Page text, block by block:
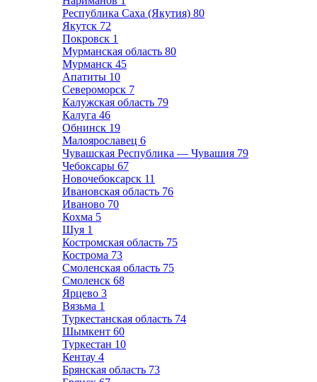
Республика Саха (Якутия) 80
Якутск 72
Покровск 1
Мурманская область 80
Мурманск 45
Апатиты 10
Североморск 7
Калужская область 79
Калуга 46
Обнинск 19
Малоярославец 6
Чувашская Республика — Чувашия 79
Чебоксары 67
Новочебоксарск 11
Ивановская область 76
Иваново 70
Кохма 5
Шуя 1
Костромская область 75
Кострома 73
Смоленская область 75
Смоленск 68
Ярцево 3
Вязьма 1
Туркестанская область 74
Шымкент 60
Туркестан 10
Кентау 4
Брянская область 73